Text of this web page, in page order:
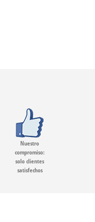
Nuestro
compromiso:
solo clientes
satisfechos